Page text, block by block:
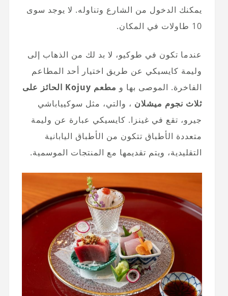
يمكنك الدخول من الشارع وتناوله. لا يوجد سوى
10 طاولات في المكان.
عندما تكون في طوكيو، لا بد لك من الذهاب إلى
وليمة كايسيكي عن طريق اختيار أحد المطاعم
الفاخرة. الموصى بها و
مطعم Kojuy الحائز على
ثلاث نجوم ميشلان ، والتي، مثل سوكيياباشي
جيرو، تقع في غينزا. كايسيكي عبارة عن وليمة
متعددة الأطباق تتكون من الأطباق اليابانية
التقليدية، ويتم تقديمها مع المنتجات الموسمية.